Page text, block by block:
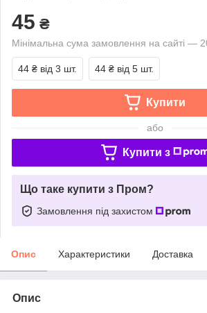
45 ₴
Мінімальна сума замовлення на сайті —
44 ₴ від 3 шт. 44 ₴ від 5 шт.
Купити
або
Купити з
Що таке купити з Пром?
Замовлення під захистом
Опис Характеристики Доставка
Опис